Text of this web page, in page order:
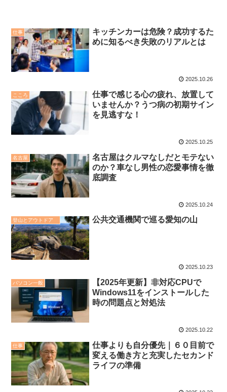
仕事
キッチンカーは危険？成功するた
めに知るべき失敗のリアルとは
2025.10.26
こころ
仕事で感じる心の疲れ、放置して
いませんか？うつ病の初期サイン
を見逃すな！
2025.10.25
名古屋
名古屋はクルマなしだとモテない
のか？車なし男性の恋愛事情を徹
底調査
2025.10.24
登山とアウトドア 公共交通機関で巡る愛知の山
2025.10.23
パソコン一般
【2025年更新】非対応CPUで
Windows11をインストールした
時の問題点と対処法
2025.10.22
仕事
仕事よりも自分優先｜６０目前で
変える働き方と充実したセカンド
ライフの準備